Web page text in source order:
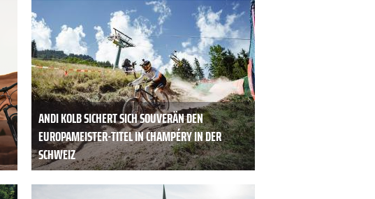
ANDI KOLB SICHERT SICH SOUVERÄN DEN
EUROPAMEISTER-TITEL IN CHAMPÉRY IN DER
SCHWEIZ